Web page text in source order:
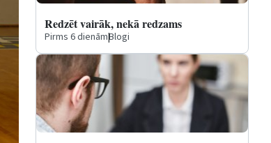
Redzēt vairāk, nekā redzams
Pirms 6 dienām|Blogi